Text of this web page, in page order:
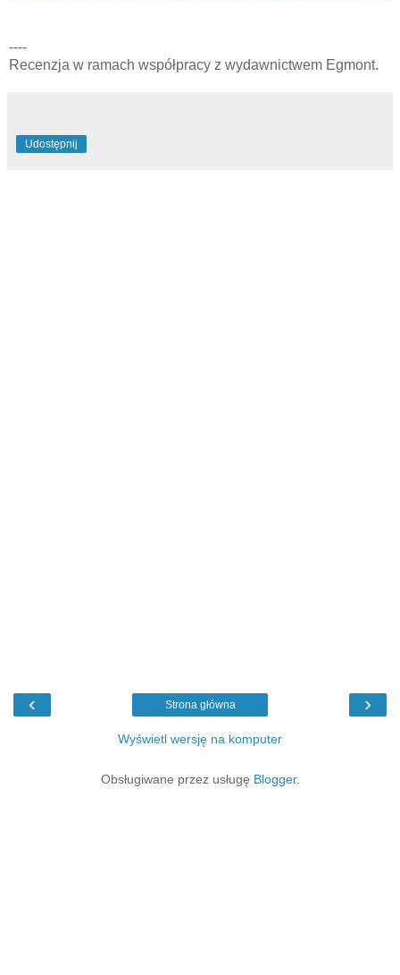
----
Recenzja w ramach współpracy z wydawnictwem Egmont.
Udostępnij
‹ ›
Strona główna
Wyświetl wersję na komputer
Obsługiwane przez usługę Blogger.